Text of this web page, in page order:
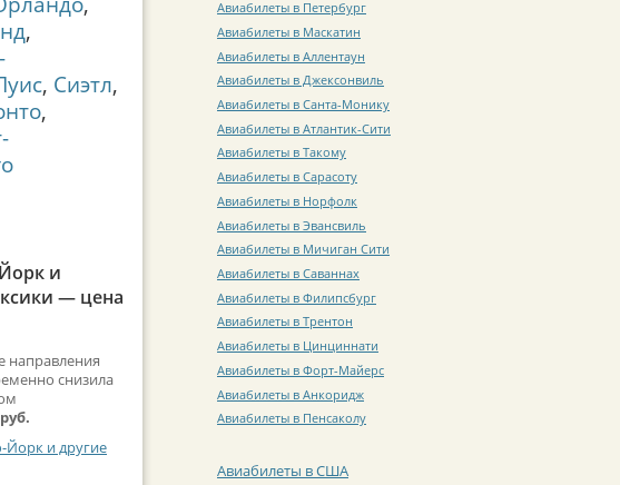
,
, Сиэтл,
,
и
— цена
направления
снизила
Йорк и другие
Авиабилеты в Петербург
Авиабилеты в Маскатин
Авиабилеты в Аллентаун
Авиабилеты в Джексонвиль
Авиабилеты в Санта-Монику
Авиабилеты в Атлантик-Сити
Авиабилеты в Такому
Авиабилеты в Сарасоту
Авиабилеты в Норфолк
Авиабилеты в Эвансвиль
Авиабилеты в Мичиган Сити
Авиабилеты в Саваннах
Авиабилеты в Филипсбург
Авиабилеты в Трентон
Авиабилеты в Цинциннати
Авиабилеты в Форт-Майерс
Авиабилеты в Анкоридж
Авиабилеты в Пенсаколу
Авиабилеты в США